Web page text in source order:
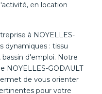
en location
à NOYELLES-
dynamiques : tissu
d'emploi. Notre
NOYELLES-GODAULT
de vous orienter
pour votre